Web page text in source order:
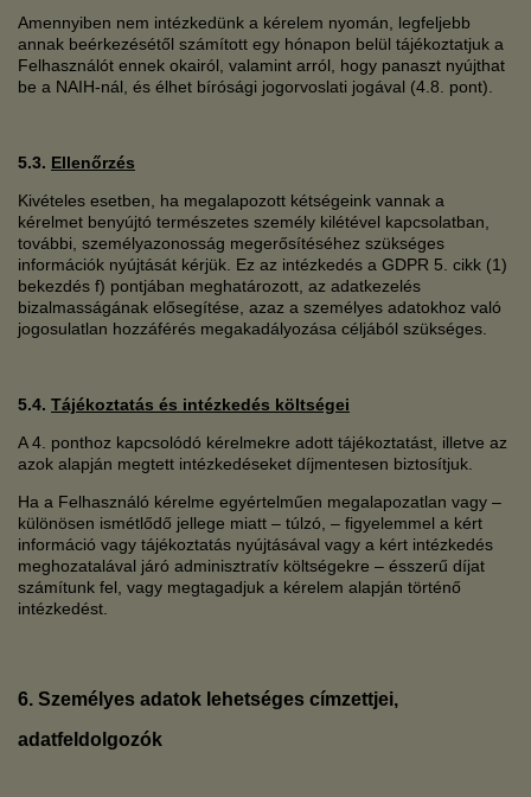
Amennyiben nem intézkedünk a kérelem nyomán, legfeljebb
annak beérkezésétől számított egy hónapon belül tájékoztatjuk a
Felhasználót ennek okairól, valamint arról, hogy panaszt nyújthat
be a NAIH-nál, és élhet bírósági jogorvoslati jogával (4.8. pont).
5.3. Ellenőrzés
Kivételes esetben, ha megalapozott kétségeink vannak a
kérelmet benyújtó természetes személy kilétével kapcsolatban,
további, személyazonosság megerősítéséhez szükséges
információk nyújtását kérjük. Ez az intézkedés a GDPR 5. cikk (1)
bekezdés f) pontjában meghatározott, az adatkezelés
bizalmasságának elősegítése, azaz a személyes adatokhoz való
jogosulatlan hozzáférés megakadályozása céljából szükséges.
5.4. Tájékoztatás és intézkedés költségei
A 4. ponthoz kapcsolódó kérelmekre adott tájékoztatást, illetve az
azok alapján megtett intézkedéseket díjmentesen biztosítjuk.
Ha a Felhasználó kérelme egyértelműen megalapozatlan vagy –
különösen ismétlődő jellege miatt – túlzó, – figyelemmel a kért
információ vagy tájékoztatás nyújtásával vagy a kért intézkedés
meghozatalával járó adminisztratív költségekre – ésszerű díjat
számítunk fel, vagy megtagadjuk a kérelem alapján történő
intézkedést.
6. Személyes adatok lehetséges címzettjei,
adatfeldolgozók